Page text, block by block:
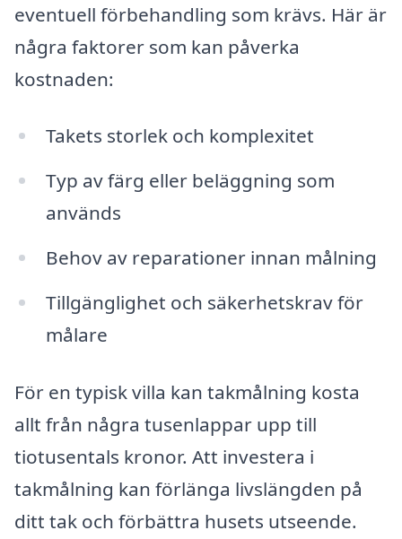
eventuell förbehandling som krävs. Här är
några faktorer som kan påverka
kostnaden:
Takets storlek och komplexitet
Typ av färg eller beläggning som
används
Behov av reparationer innan målning
Tillgänglighet och säkerhetskrav för
målare
För en typisk villa kan takmålning kosta
allt från några tusenlappar upp till
tiotusentals kronor. Att investera i
takmålning kan förlänga livslängden på
ditt tak och förbättra husets utseende.